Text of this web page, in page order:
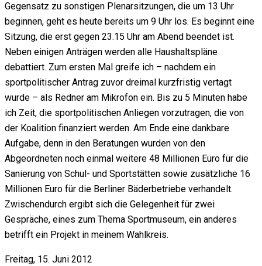
Gegensatz zu sonstigen Plenarsitzungen, die um 13 Uhr
beginnen, geht es heute bereits um 9 Uhr los. Es beginnt eine
Sitzung, die erst gegen 23.15 Uhr am Abend beendet ist.
Neben einigen Anträgen werden alle Haushaltspläne
debattiert. Zum ersten Mal greife ich – nachdem ein
sportpolitischer Antrag zuvor dreimal kurzfristig vertagt
wurde – als Redner am Mikrofon ein. Bis zu 5 Minuten habe
ich Zeit, die sportpolitischen Anliegen vorzutragen, die von
der Koalition finanziert werden. Am Ende eine dankbare
Aufgabe, denn in den Beratungen wurden von den
Abgeordneten noch einmal weitere 48 Millionen Euro für die
Sanierung von Schul- und Sportstätten sowie zusätzliche 16
Millionen Euro für die Berliner Bäderbetriebe verhandelt.
Zwischendurch ergibt sich die Gelegenheit für zwei
Gespräche, eines zum Thema Sportmuseum, ein anderes
betrifft ein Projekt in meinem Wahlkreis.
Freitag, 15. Juni 2012